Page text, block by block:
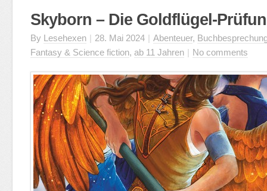
Skyborn – Die Goldflügel-
By Lesehexen | 28. Mai 2024 | Abenteuer,
Fantasy & Science fiction, ab 11 Jahren | No comments